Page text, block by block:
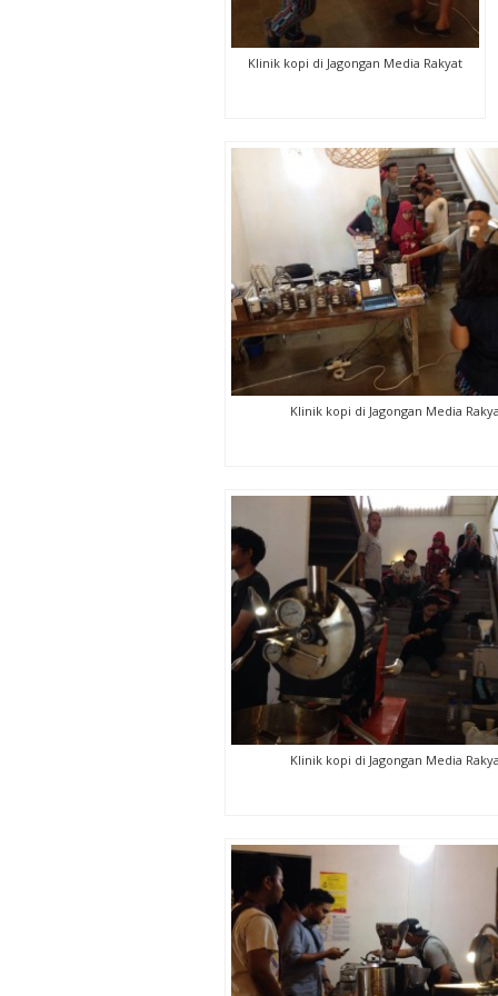
Klinik kopi di Jagongan Media Rakyat
Klinik kopi di Jagongan Media
Klinik kopi di Jagongan Media